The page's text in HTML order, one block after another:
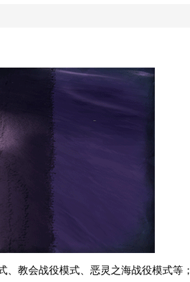
教会战役模式、恶灵之海战役模式等；